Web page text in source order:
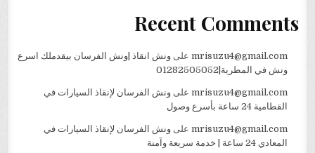
Recent Comments
mrisuzu4@gmail.comعلى ونش انقاذ |ونش الفرسان بيقدملك اسرع
ونش في المطرية|01282505052
mrisuzu4@gmail.comعلى ونش الفرسان لإنقاذ السيارات في
القطامية 24 ساعة بأسرع وصول
mrisuzu4@gmail.comعلى ونش الفرسان لإنقاذ السيارات في
المعادي 24 ساعة | خدمة سريعة وآمنة